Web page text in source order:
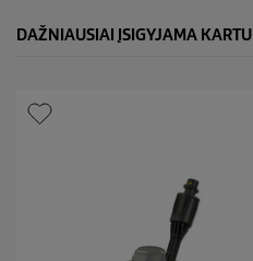
DAŽNIAUSIAI ĮSIGYJAMA KARTU